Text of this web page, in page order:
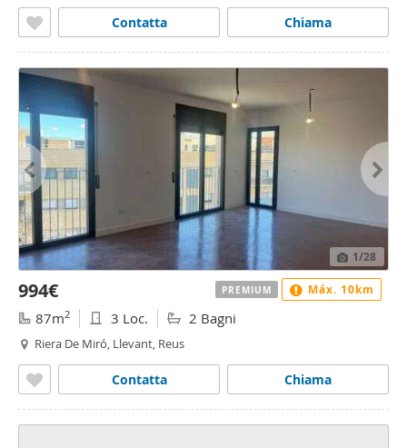
Chiama
Contatta
1/28
994€
87m2 3 Loc. 2 Bagni
Riera De Miró, Llevant, Reus
Chiama
Contatta
PREMIUM Máx. 10km